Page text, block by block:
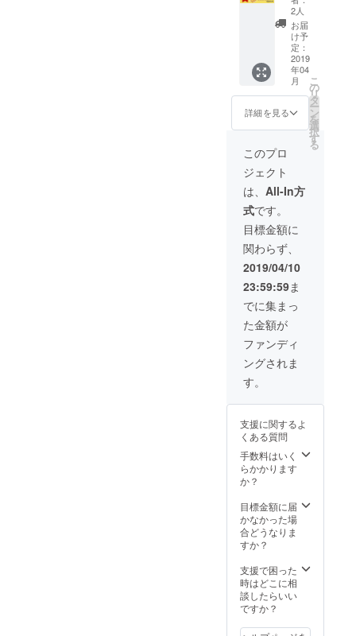
ＦＦ】
１箱定
価２５
９２円
(税込)✖
２０箱
送料１
０００
円（冷
凍） ⇒
CAMPF
IRE限定
価格
42470
円
2人
お届
け予
定：
2019
年04
月
詳細を見る
こ
の
リ
タ
ー
ン
を
選
択
す
る
このプロ
ジェクト
は、 All-In方
式です。
目標金額に
関わらず、
2019/04/10
23:59:59ま
でに集まっ
た金額が
ファンディ
ングされま
す。
支援に関するよ
くある質問
手数料はいく
らかかります
か？
目標金額に届
かなかった場
合どうなりま
すか？
支援で困った
時はどこに相
談したらいい
ですか？